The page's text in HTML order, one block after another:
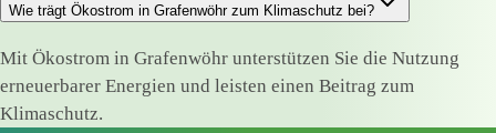
Wie trägt Ökostrom in Grafenwöhr zum Klimaschutz bei?
Mit Ökostrom in Grafenwöhr unterstützen Sie die Nutzung
erneuerbarer Energien und leisten einen Beitrag zum
Klimaschutz.